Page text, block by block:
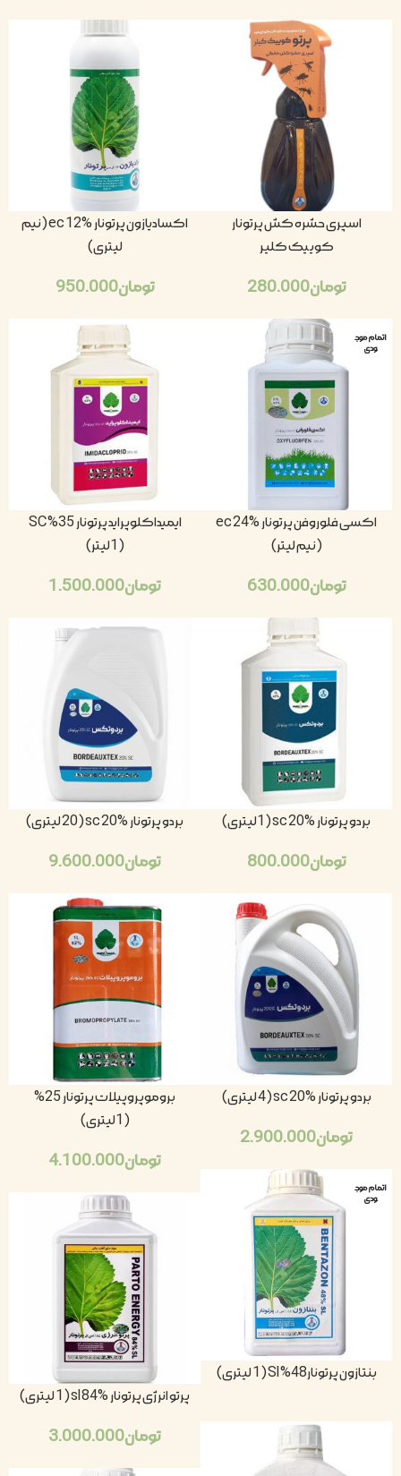
اسپری حشره کش پرتونار
کوییک کلیر
تومان280.000
اکسادیازون پرتونار ec 12% (نیم
لیتری)
تومان950.000
اتمام موج
ودی
اکسی فلوروفن پرتونار ec 24%
(نیم لیتر)
تومان630.000
ایمیداکلوپراید پرتونار 35% SC
(1لیتر)
تومان1.500.000
بردو پرتونار sc 20% (1لیتری)
تومان800.000
بردو پرتونار sc 20% (20 لیتری)
تومان9.600.000
بردو پرتونار sc 20% (4 لیتری)
تومان2.900.000
بروموپروپیلات پرتونار 25%
(1لیتری)
تومان4.100.000
اتمام موج
ودی
بنتازون پرتونار48% Sl (1 لیتری)
پرتو انرژی پرتونار sl 84% (1 لیتری)
تومان3.000.000